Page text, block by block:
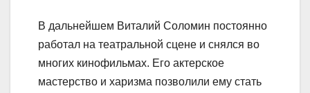
В дальнейшем Виталий Соломин постоянно
работал на театральной сцене и снялся во
многих кинофильмах. Его актерское
мастерство и харизма позволили ему стать